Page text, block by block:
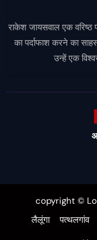
राकेश जायसवाल एक
का पर्दाफाश करने का
उन्हें एक
copyright ©
लैलूंगा
पत्थलगांव